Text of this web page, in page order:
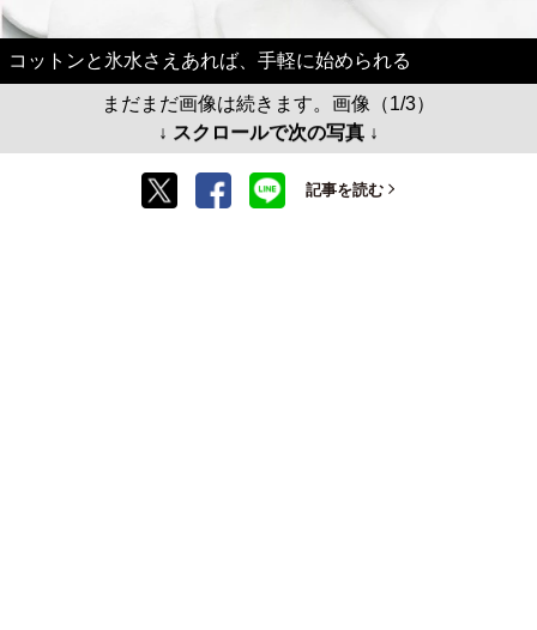
コットンと氷水さえあれば、手軽に始められる
まだまだ画像は続きます。画像（1/3）
↓ スクロールで次の写真 ↓
記事を読む